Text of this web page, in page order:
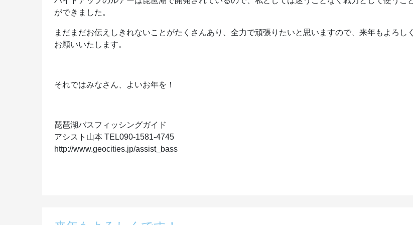
ができました。
まだまだお伝えしきれないことがたくさんあり、全力で頑張りたいと思いますので、来年もよろしく
お願いいたします。
それではみなさん、よいお年を！
琵琶湖バスフィッシングガイド
アシスト山本 TEL090-1581-4745
http://www.geocities.jp/assist_bass